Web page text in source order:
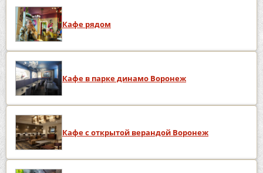
Кафе рядом
Кафе в парке динамо Воронеж
Кафе с открытой верандой Воронеж